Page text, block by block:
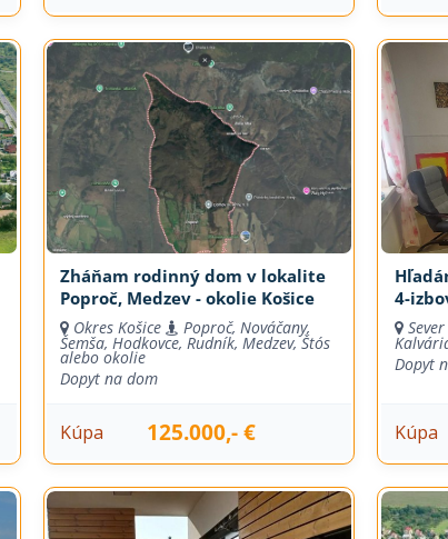
Zháňam rodinný dom v lokalite
Poproč, Medzev - okolie Košice
Okres Košice Poproč, Nováčany,
Šemša, Hodkovce, Rudník, Medzev, Štós
alebo okolie
Dopyt na dom
Kúpa 125.000,- €
4-
Sever
Dopyt
Kúpa